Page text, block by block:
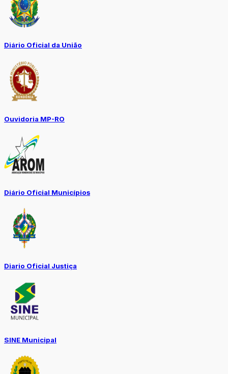
Diário Oficial da União
Ouvidoria MP-RO
Diário Oficial Municípios
Diario Oficial Justiça
SINE Municipal